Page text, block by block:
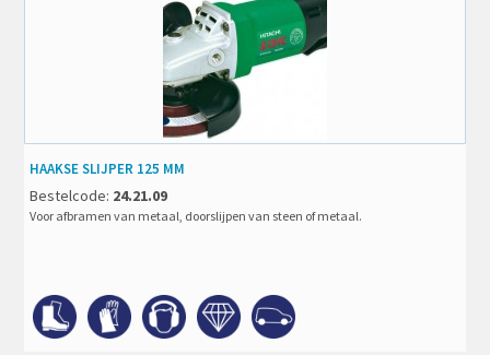
HAAKSE SLIJPER 125 MM
Bestelcode: 24.21.09
Voor afbramen van metaal, doorslijpen van steen of metaal.